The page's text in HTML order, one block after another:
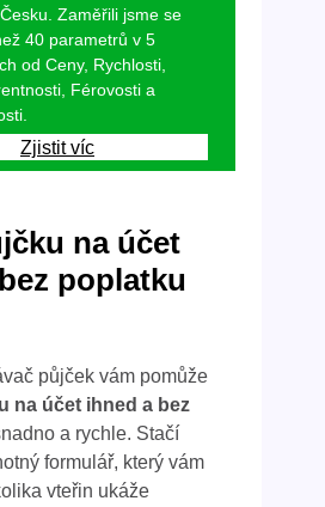
Zaměřili jsme se
40 parametrů v 5
od Ceny, Rychlosti,
Férovosti a
Zjistit víc
na účet
poplatku
půjček vám pomůže
na účet ihned a bez
a rychle. Stačí
formulář, který vám
vteřin ukáže